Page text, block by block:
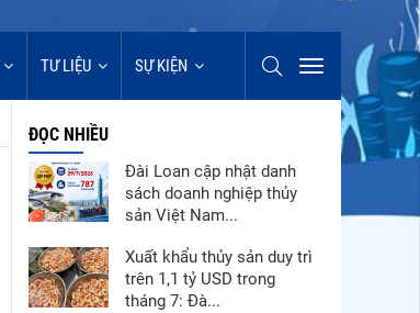
TƯ LIỆU SỰ KIỆN
ĐỌC NHIỀU
Đài Loan cập nhật danh
sách doanh nghiệp thủy
sản Việt Nam...
Xuất khẩu thủy sản duy trì
trên 1,1 tỷ USD trong
tháng 7: Đà...